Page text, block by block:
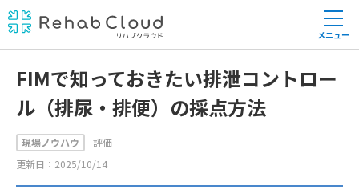
メニュー
FIMで知っておきたい排泄コントロー
ル（排尿・排便）の採点方法
現場ノウハウ
評価
更新日：2025/10/14